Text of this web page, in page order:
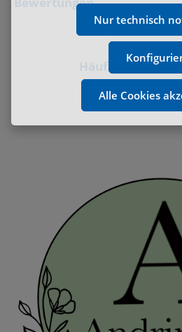
Häufig
Nur technisch
Alle Cookies